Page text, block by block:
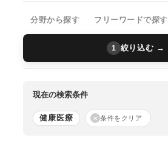
分野から探す フリーワードで探す
1 絞り込む →
現在の検索条件
健康医療 × 条件をクリア